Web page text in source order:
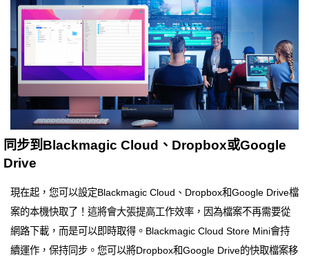
同步到Blackmagic Cloud、Dropbox或Google
Drive
現在起，您可以設定Blackmagic Cloud、Dropbox和Google Drive檔
案的本機快取了！這將會大張提高工作效率，因為檔案不再需要從
網路下載，而是可以即時取得。Blackmagic Cloud Store Mini會持
續運作，保持同步。您可以將Dropbox和Google Drive的快取檔案移